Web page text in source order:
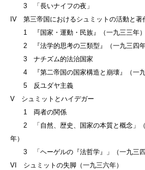
3 「長いナイフの夜」
IV 第三帝国におけるシュミットの活動と著
1 『国家・運動・民族』（一九三三年）
2 『法学的思考の三類型』（一九三四年
3 ナチズム的法治国家
4 『第二帝国の国家構造と崩壊』（一九
5 反ユダヤ主義
V シュミットとハイデガー
1 両者の関係
2 「自然、歴史、国家の本質と概念」
年）
3 「ヘーゲルの『法哲学』」（一九三四
VI シュミットの失脚（一九三六年）